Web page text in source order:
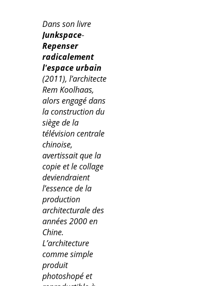
Dans son livre
Junkspace-
Repenser
radicalement
l'espace urbain
(2011), l’architecte
Rem Koolhaas,
alors engagé dans
la construction du
siège de la
télévision centrale
chinoise,
avertissait que la
copie et le collage
deviendraient
l’essence de la
production
architecturale des
années 2000 en
Chine.
L’architecture
comme simple
produit
photoshopé et